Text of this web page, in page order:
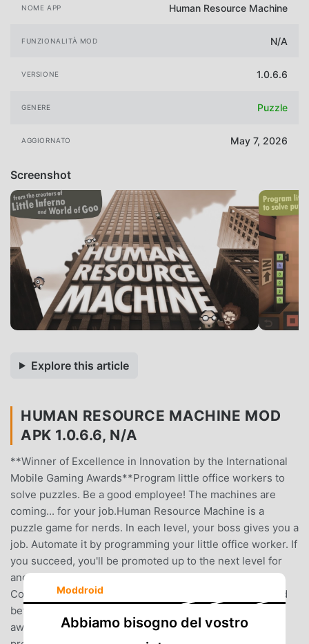
NOME APP Human Resource Machine
FUNZIONALITÀ MOD N/A
VERSIONE 1.0.6.6
GENERE Puzzle
AGGIORNATO May 7, 2026
Screenshot
Explore this article
HUMAN RESOURCE MACHINE MOD
APK 1.0.6.6, N/A
**Winner of Excellence in Innovation by the International
Mobile Gaming Awards**Program little office workers to
solve puzzles. Be a good employee! The machines are
coming... for your job.Human Resource Machine is a
puzzle game for nerds. In each level, your boss gives you a
job. Automate it by programming your little office worker. If
you succeed, you'll be promoted up to the next level for
another year of work in the vast office building.
Congratulations!Don't worry if you've never programmed
before - programming is just puzzle solving. If you strip
away all the 1's and 0's and scary squiggly brackets,
Moddroid
Abbiamo bisogno del vostro